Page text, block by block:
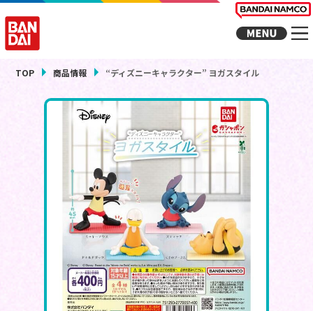
TOP 商品情報 “ディズニーキャラクター” ヨガスタイル